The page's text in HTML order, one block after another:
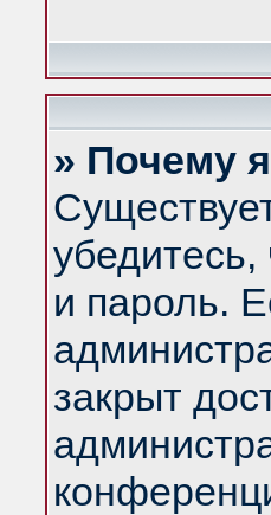
» Почему
и пароль.
закрыт